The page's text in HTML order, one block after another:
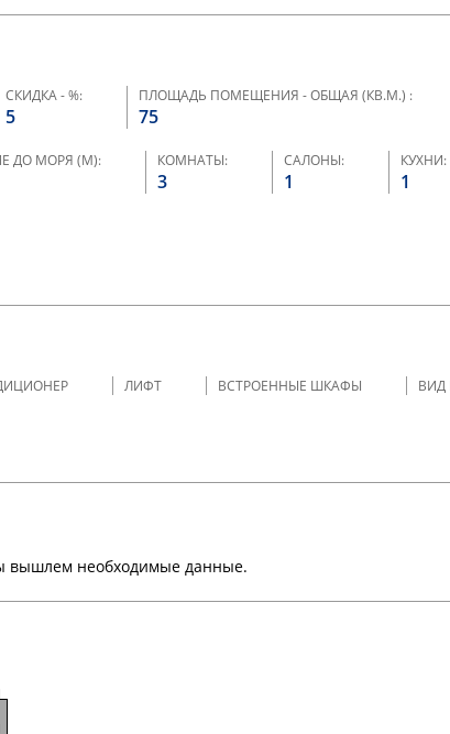
СКИДКА - %:
5
ПЛОЩАДЬ ПОМЕЩЕНИЯ - ОБЩАЯ (КВ.М.) :
75
ДО МОРЯ (М): КОМНАТЫ:
3
САЛОНЫ:
1
КУХНИ:
1
ЛИФТ ВСТРОЕННЫЕ ШКАФЫ ВИД
вышлем необходимые данные.